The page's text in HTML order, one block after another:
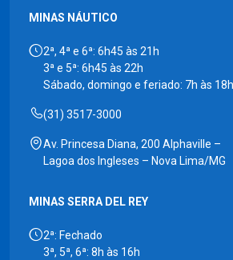
MINAS NÁUTICO
2ª, 4ª e 6ª: 6h45 às 21h
3ª e 5ª: 6h45 às 22h
Sábado, domingo e feriado: 7h às 18h
(31) 3517-3000
Av. Princesa Diana, 200 Alphaville –
Lagoa dos Ingleses – Nova Lima/MG
MINAS SERRA DEL REY
2ª: Fechado
3ª, 5ª, 6ª: 8h às 16h